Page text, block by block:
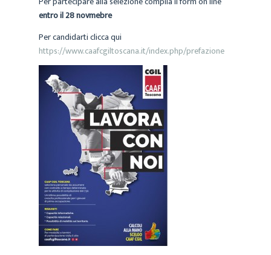
entro il 28 novmebre
Per candidarti clicca qui
https://www.caafcgiltoscana.it/index.php/prefazione